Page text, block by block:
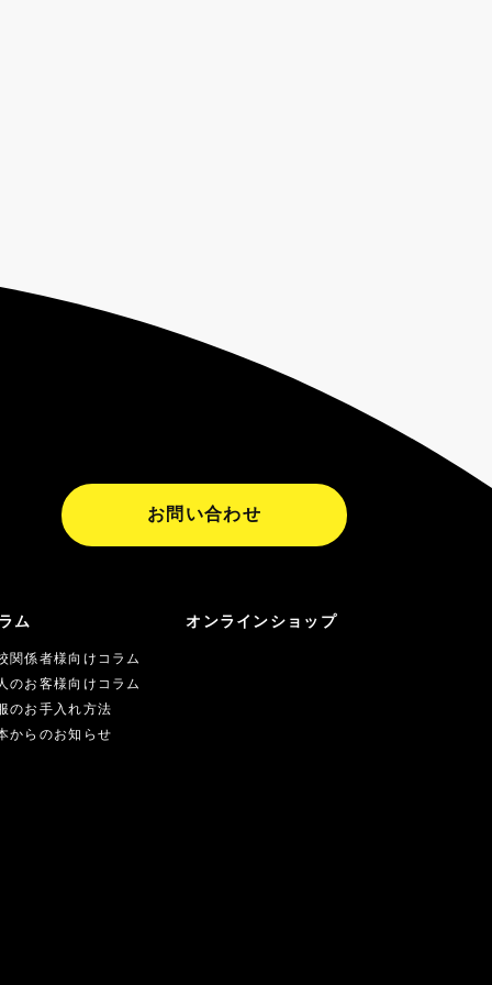
お問い合わせ
ム
関係者様向けコラム
のお客様向けコラム
のお手入れ方法
からのお知らせ
オンラインショップ